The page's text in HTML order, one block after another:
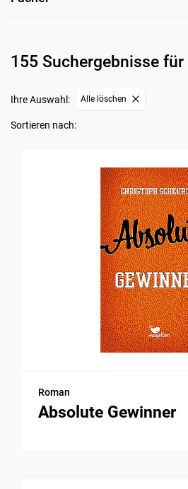
155 Suchergebnisse für
Ihre Auswahl: Alle löschen
Sortieren nach:
Roman
Absolute Gewinner